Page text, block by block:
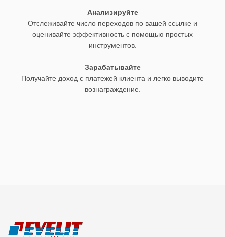
Анализируйте
Отслеживайте число переходов по вашей ссылке и
оценивайте эффективность с помощью простых
инструментов.
Зарабатывайте
Получайте доход с платежей клиента и легко выводите
вознаграждение.